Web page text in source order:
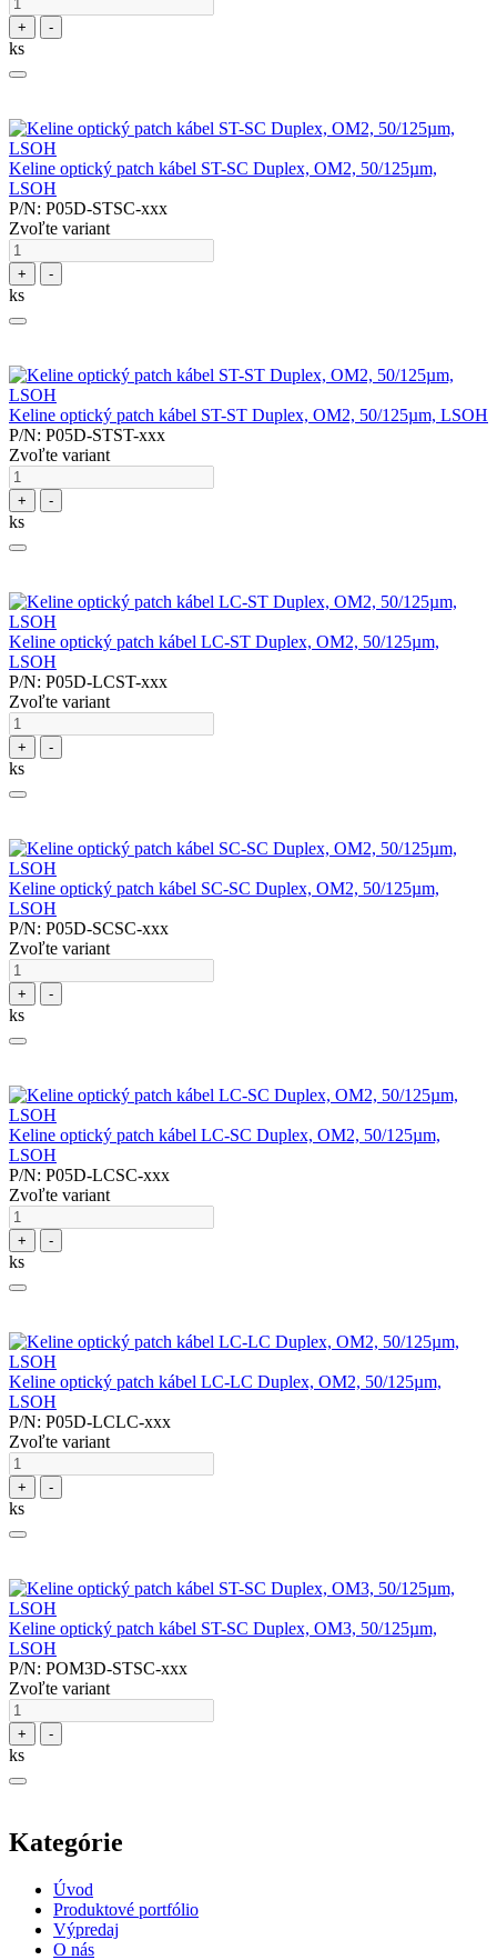
+ -
ks
Keline optický patch kábel ST-SC Duplex, OM2, 50/125µm,
LSOH
P/N: P05D-STSC-xxx
Zvoľte variant
+ -
ks
Keline optický patch kábel ST-ST Duplex, OM2, 50/125µm, LSOH
P/N: P05D-STST-xxx
Zvoľte variant
+ -
ks
Keline optický patch kábel LC-ST Duplex, OM2, 50/125µm,
LSOH
P/N: P05D-LCST-xxx
Zvoľte variant
+ -
ks
Keline optický patch kábel SC-SC Duplex, OM2, 50/125µm,
LSOH
P/N: P05D-SCSC-xxx
Zvoľte variant
+ -
ks
Keline optický patch kábel LC-SC Duplex, OM2, 50/125µm,
LSOH
P/N: P05D-LCSC-xxx
Zvoľte variant
+ -
ks
Keline optický patch kábel LC-LC Duplex, OM2, 50/125µm,
LSOH
P/N: P05D-LCLC-xxx
Zvoľte variant
+ -
ks
Keline optický patch kábel ST-SC Duplex, OM3, 50/125µm,
LSOH
P/N: POM3D-STSC-xxx
Zvoľte variant
+ -
ks
Kategórie
Úvod
Produktové portfólio
Výpredaj
O nás